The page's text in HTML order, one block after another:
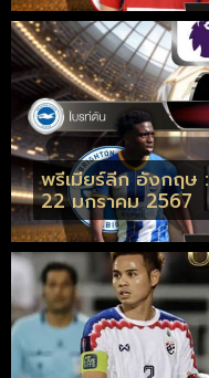
พรีเมียร์ลีก อังกฤษ
22 มกราคม 2567